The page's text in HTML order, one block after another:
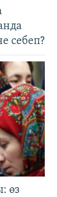
себеп?
өз